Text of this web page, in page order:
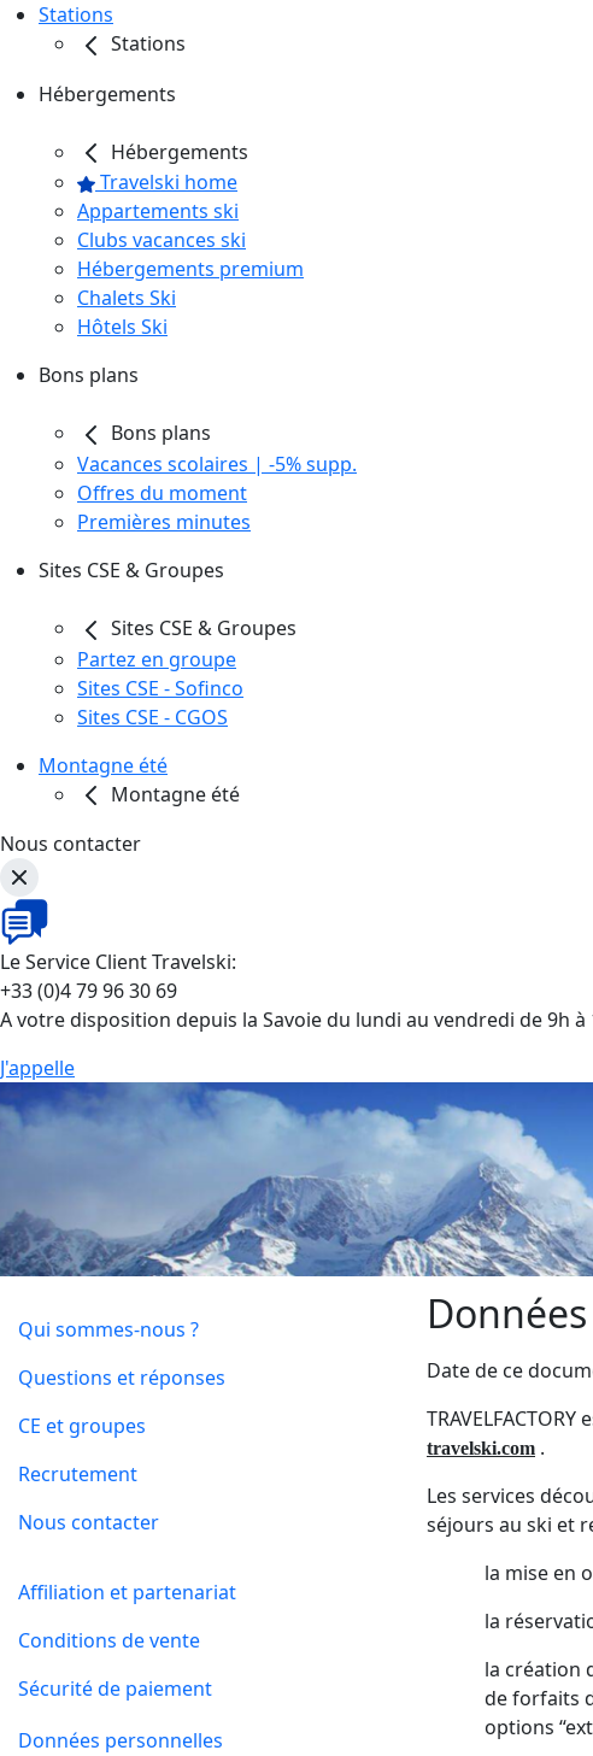
Stations
Stations
Hébergements
Hébergements
Travelski home
Appartements ski
Clubs vacances ski
Hébergements premium
Chalets Ski
Hôtels Ski
Bons plans
Bons plans
Vacances scolaires | -5% supp.
Offres du moment
Premières minutes
Sites CSE & Groupes
Sites CSE & Groupes
Partez en groupe
Sites CSE - Sofinco
Sites CSE - CGOS
Montagne été
Montagne été
Nous contacter
Le Service Client Travelski:
+33 (0)4 79 96 30 69
A votre disposition depuis la Savoie du lundi au vendredi de 9h
J'appelle
Qui sommes-nous ?
Questions et réponses
CE et groupes
Recrutement
Nous contacter
Affiliation et partenariat
Conditions de vente
Sécurité de paiement
Données personnelles
Date de ce
travelski.com .
Les services
séjours au ski et
la mise en
la
la création
de forfaits
options